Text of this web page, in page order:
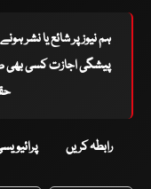
ہم نیوز پر شائع یا نشر
پیشگی اجازت کسی بھی
رابطہ کریں